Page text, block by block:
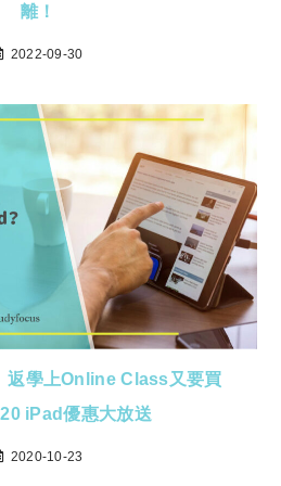
離！
2022-09-30
返學上Online Class又要買
iPad優惠大放送
2020-10-23